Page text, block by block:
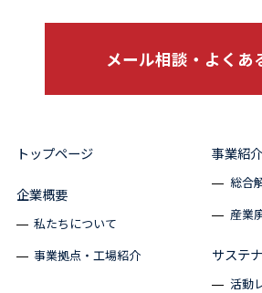
メール相談・よくあ
トップページ
企業概要
私たちについて
事業拠点・工場紹介
事業紹介
総合
産業
サステ
活動